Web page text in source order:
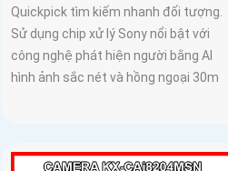
Quickpick tìm kiếm nhanh đối tượng.
Sử dụng chip xử lý Sony nổi bật với
công nghệ phát hiện người bằng AI
hình ảnh sắc nét và hồng ngoại 30m